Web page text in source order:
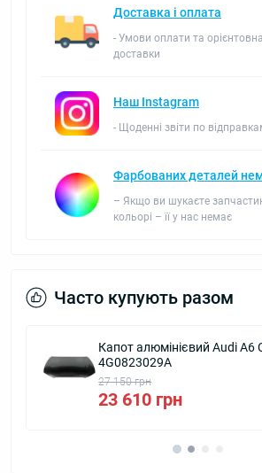
Доставка і оплата
- Умови оплати та
доставки
Наш Instagram
- Щоденні звіти по
Фарбованих деталей
– Якщо ви шукаєте
кольорі – її у нас немає
Часто купують разом
Вентилятор
A6 C7, A4 B8, A5
2 720 грн